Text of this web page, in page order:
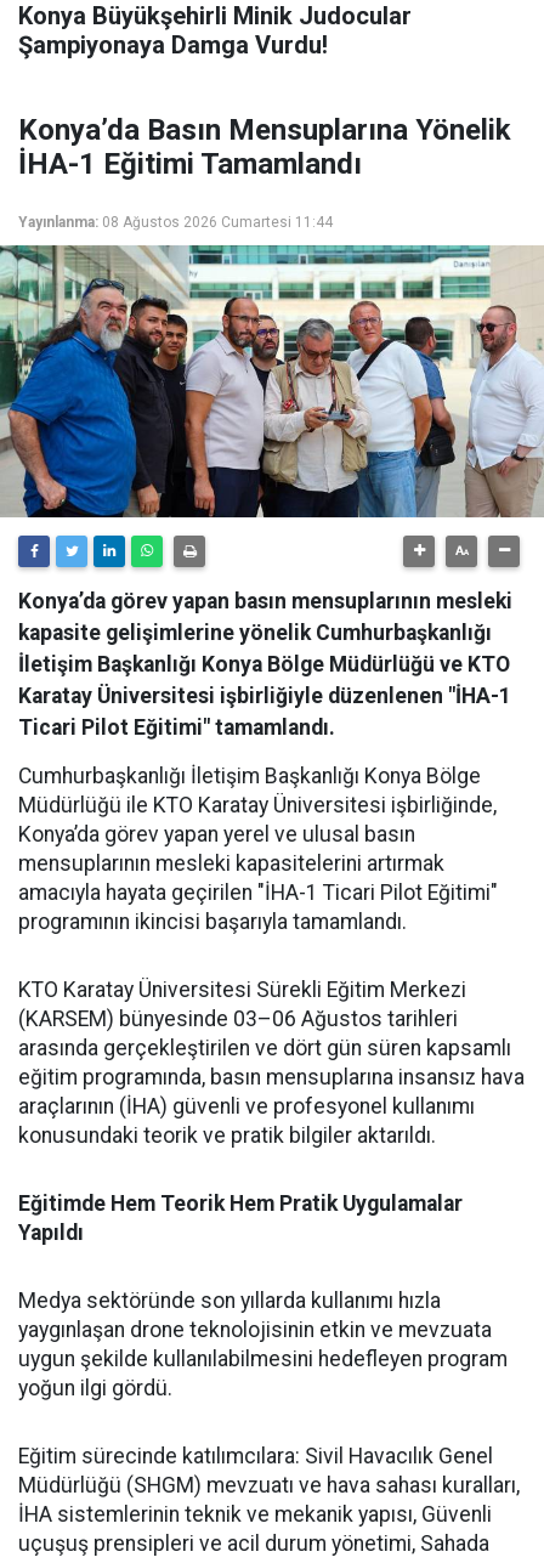
Konya Büyükşehirli Minik Judocular
Şampiyonaya Damga Vurdu!
Konya’da Basın Mensuplarına Yönelik
İHA-1 Eğitimi Tamamlandı
Yayınlanma: 08 Ağustos 2026 Cumartesi 11:44
Konya’da görev yapan basın mensuplarının mesleki
kapasite gelişimlerine yönelik Cumhurbaşkanlığı
İletişim Başkanlığı Konya Bölge Müdürlüğü ve KTO
Karatay Üniversitesi işbirliğiyle düzenlenen "İHA-1
Ticari Pilot Eğitimi" tamamlandı.
Cumhurbaşkanlığı İletişim Başkanlığı Konya Bölge
Müdürlüğü ile KTO Karatay Üniversitesi işbirliğinde,
Konya’da görev yapan yerel ve ulusal basın
mensuplarının mesleki kapasitelerini artırmak
amacıyla hayata geçirilen "İHA-1 Ticari Pilot Eğitimi"
programının ikincisi başarıyla tamamlandı.
KTO Karatay Üniversitesi Sürekli Eğitim Merkezi
(KARSEM) bünyesinde 03–06 Ağustos tarihleri
arasında gerçekleştirilen ve dört gün süren kapsamlı
eğitim programında, basın mensuplarına insansız hava
araçlarının (İHA) güvenli ve profesyonel kullanımı
konusundaki teorik ve pratik bilgiler aktarıldı.
Eğitimde Hem Teorik Hem Pratik Uygulamalar
Yapıldı
Medya sektöründe son yıllarda kullanımı hızla
yaygınlaşan drone teknolojisinin etkin ve mevzuata
uygun şekilde kullanılabilmesini hedefleyen program
yoğun ilgi gördü.
Eğitim sürecinde katılımcılara: Sivil Havacılık Genel
Müdürlüğü (SHGM) mevzuatı ve hava sahası kuralları,
İHA sistemlerinin teknik ve mekanik yapısı, Güvenli
uçuşuş prensipleri ve acil durum yönetimi, Sahada